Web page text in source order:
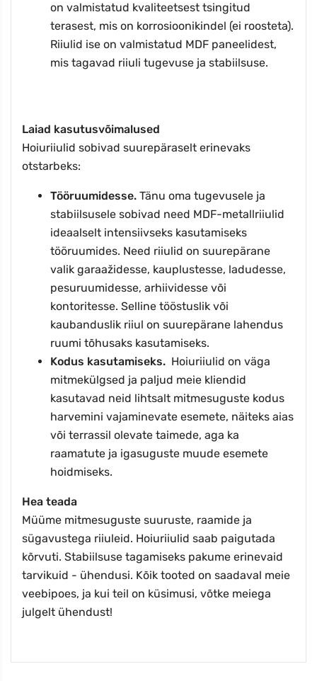
on valmistatud kvaliteetsest tsingitud
terasest, mis on korrosioonikindel (ei roosteta).
Riiulid ise on valmistatud MDF paneelidest,
mis tagavad riiuli tugevuse ja stabiilsuse.
Laiad kasutusvõimalused
Hoiuriiulid sobivad suurepäraselt erinevaks
otstarbeks:
Tööruumidesse. Tänu oma tugevusele ja
stabiilsusele sobivad need MDF-metallriiulid
ideaalselt intensiivseks kasutamiseks
tööruumides. Need riiulid on suurepärane
valik garaažidesse, kauplustesse, ladudesse,
pesuruumidesse, arhiividesse või
kontoritesse. Selline tööstuslik või
kaubanduslik riiul on suurepärane lahendus
ruumi tõhusaks kasutamiseks.
Kodus kasutamiseks. Hoiuriiulid on väga
mitmekülgsed ja paljud meie kliendid
kasutavad neid lihtsalt mitmesuguste kodus
harvemini vajaminevate esemete, näiteks aias
või terrassil olevate taimede, aga ka
raamatute ja igasuguste muude esemete
hoidmiseks.
Hea teada
Müüme mitmesuguste suuruste, raamide ja
sügavustega riiuleid. Hoiuriiulid saab paigutada
kõrvuti. Stabiilsuse tagamiseks pakume erinevaid
tarvikuid - ühendusi. Kõik tooted on saadaval meie
veebipoes, ja kui teil on küsimusi, võtke meiega
julgelt ühendust!